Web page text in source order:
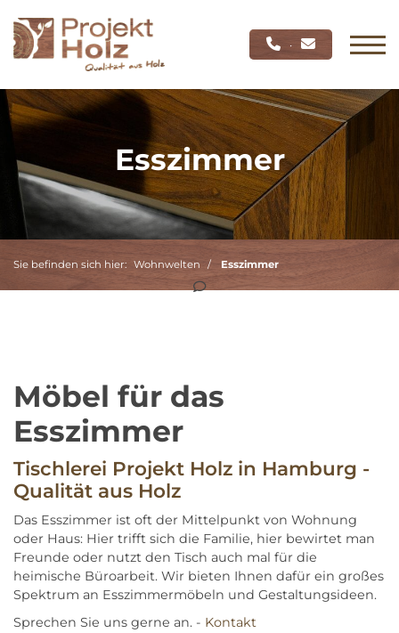
·
Esszimmer
Sie befinden sich hier: Wohnwelten Esszimmer
Möbel für das
Esszimmer
Tischlerei Projekt Holz in Hamburg -
Qualität aus Holz
Das Esszimmer ist oft der Mittelpunkt von Wohnung
oder Haus: Hier trifft sich die Familie, hier bewirtet man
Freunde oder nutzt den Tisch auch mal für die
heimische Büroarbeit. Wir bieten Ihnen dafür ein großes
Spektrum an Esszimmermöbeln und Gestaltungsideen.
Sprechen Sie uns gerne an. - Kontakt